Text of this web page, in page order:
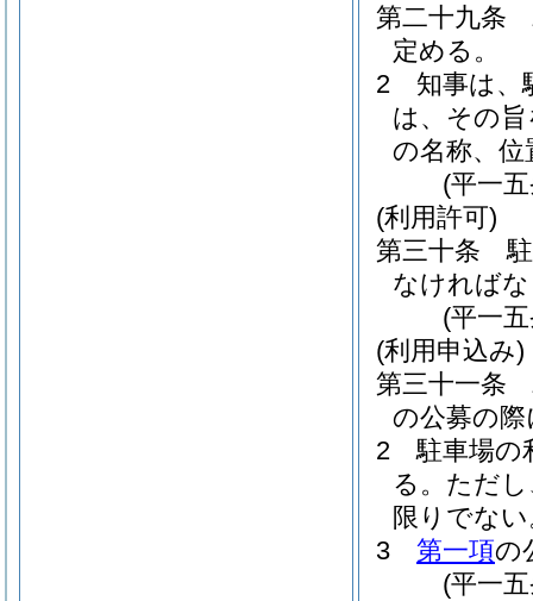
第二十九条
定める。
2
知事は、
は、その
の名称、
(平一
(利用許可)
第三十条
なければ
(平一
(利用申込み)
第三十一条
の公募の
2
駐車場の
る。 ただ
限りでな
3
第一項の
(平一